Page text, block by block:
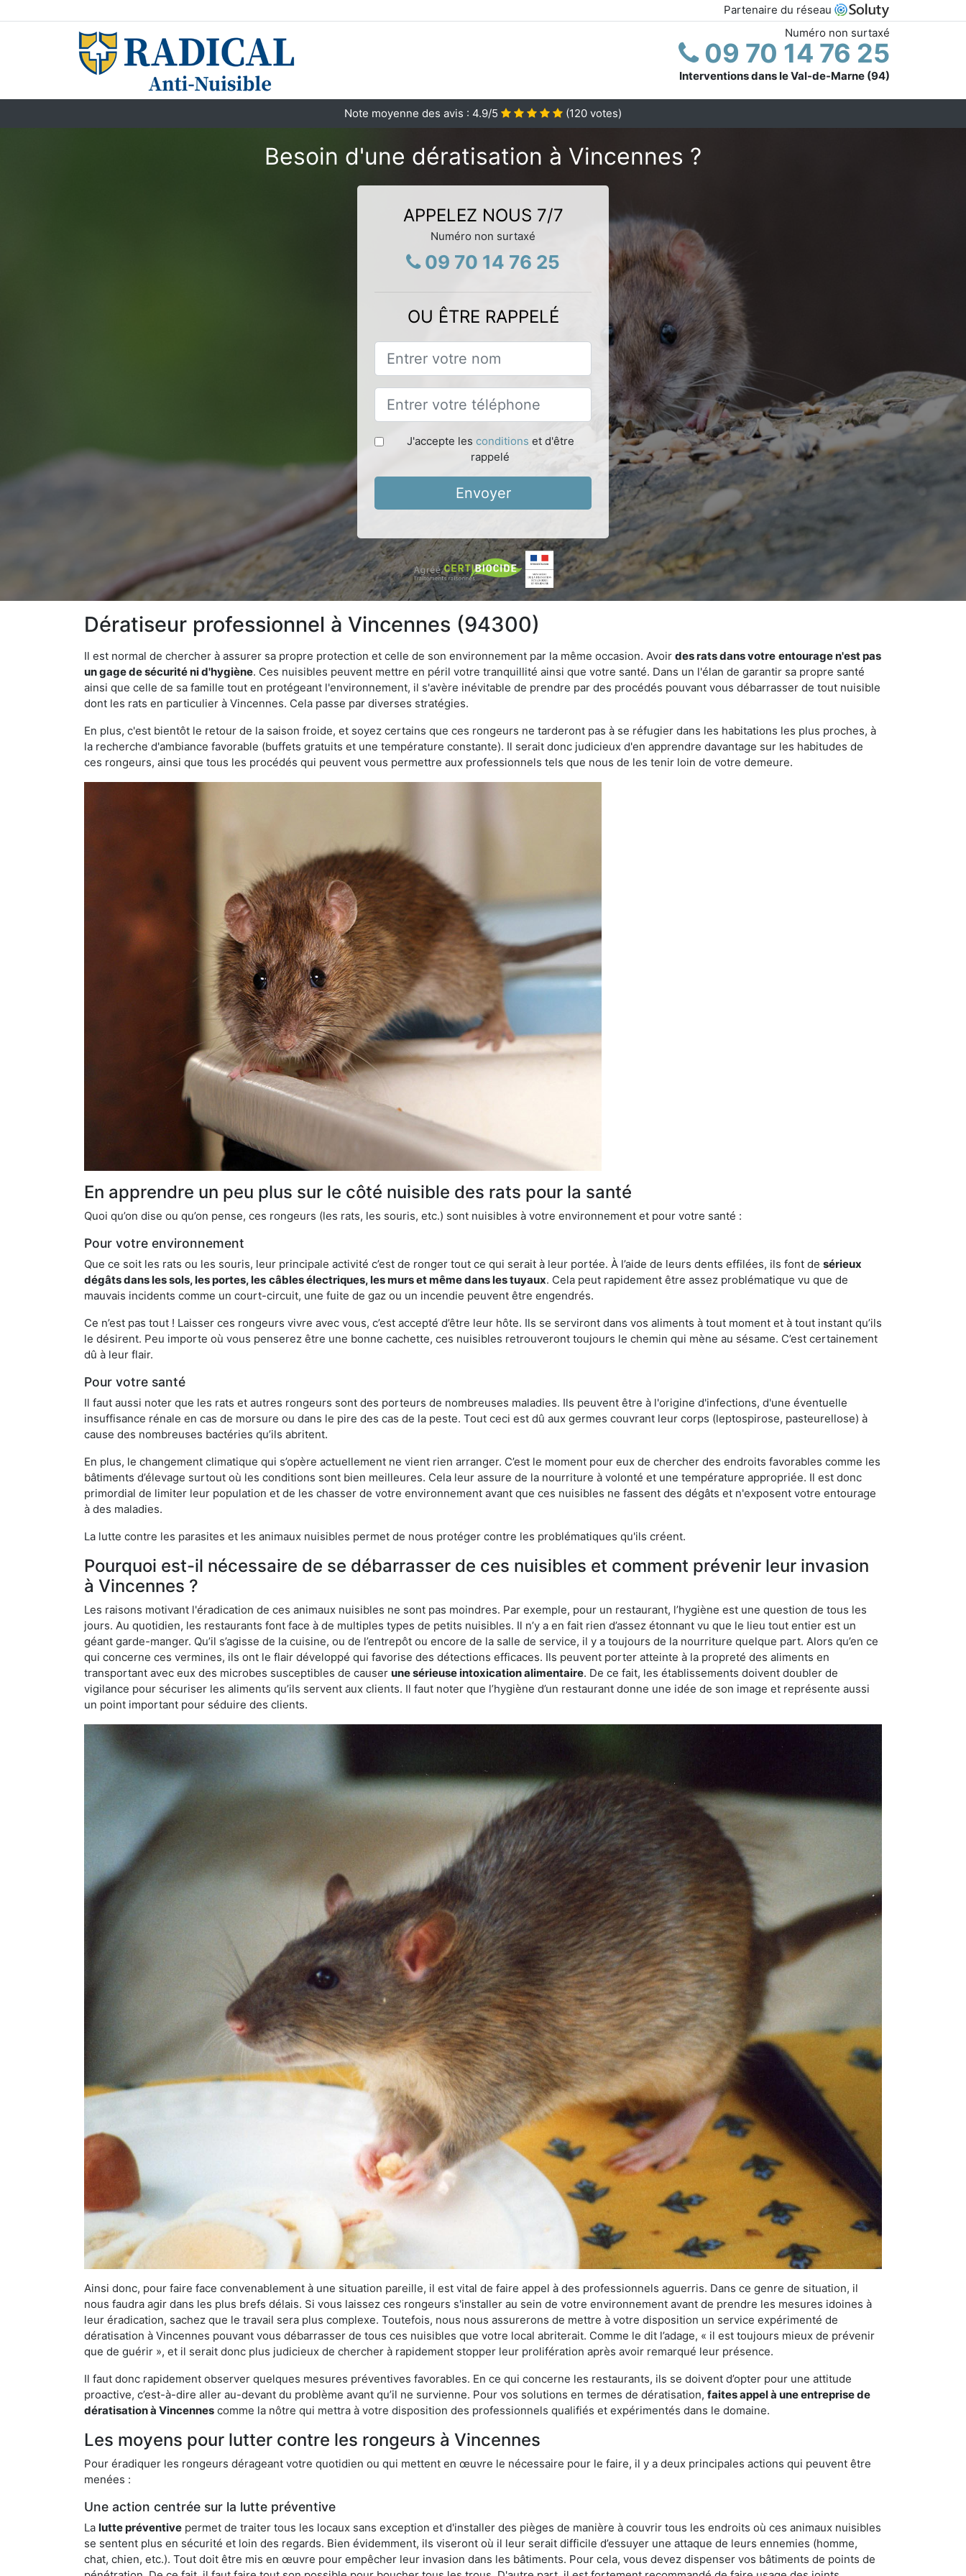
Partenaire du réseau
Numéro non surtaxé
09 70 14 76 25
Interventions dans le Val-de-Marne (94)
Note moyenne des avis : 4.9/5 (120 votes)
Besoin d'une dératisation à Vincennes ?
APPELEZ NOUS 7/7
Numéro non surtaxé
09 70 14 76 25
OU ÊTRE RAPPELÉ
J'accepte les conditions et d'être
rappelé
Envoyer
Dératiseur professionnel à Vincennes (94300)
Il est normal de chercher à assurer sa propre protection et celle de son environnement par la même occasion. Avoir des rats dans votre entourage n'est pas
un gage de sécurité ni d'hygiène. Ces nuisibles peuvent mettre en péril votre tranquillité ainsi que votre santé. Dans un l'élan de garantir sa propre santé
ainsi que celle de sa famille tout en protégeant l'environnement, il s'avère inévitable de prendre par des procédés pouvant vous débarrasser de tout nuisible
dont les rats en particulier à Vincennes. Cela passe par diverses stratégies.
En plus, c'est bientôt le retour de la saison froide, et soyez certains que ces rongeurs ne tarderont pas à se réfugier dans les habitations les plus proches, à
la recherche d'ambiance favorable (buffets gratuits et une température constante). Il serait donc judicieux d'en apprendre davantage sur les habitudes de
ces rongeurs, ainsi que tous les procédés qui peuvent vous permettre aux professionnels tels que nous de les tenir loin de votre demeure.
En apprendre un peu plus sur le côté nuisible des rats pour la santé
Quoi qu’on dise ou qu’on pense, ces rongeurs (les rats, les souris, etc.) sont nuisibles à votre environnement et pour votre santé :
Pour votre environnement
Que ce soit les rats ou les souris, leur principale activité c’est de ronger tout ce qui serait à leur portée. À l’aide de leurs dents effilées, ils font de sérieux
dégâts dans les sols, les portes, les câbles électriques, les murs et même dans les tuyaux. Cela peut rapidement être assez problématique vu que de
mauvais incidents comme un court-circuit, une fuite de gaz ou un incendie peuvent être engendrés.
Ce n’est pas tout ! Laisser ces rongeurs vivre avec vous, c’est accepté d’être leur hôte. Ils se serviront dans vos aliments à tout moment et à tout instant qu’ils
le désirent. Peu importe où vous penserez être une bonne cachette, ces nuisibles retrouveront toujours le chemin qui mène au sésame. C’est certainement
dû à leur flair.
Pour votre santé
Il faut aussi noter que les rats et autres rongeurs sont des porteurs de nombreuses maladies. Ils peuvent être à l'origine d'infections, d'une éventuelle
insuffisance rénale en cas de morsure ou dans le pire des cas de la peste. Tout ceci est dû aux germes couvrant leur corps (leptospirose, pasteurellose) à
cause des nombreuses bactéries qu’ils abritent.
En plus, le changement climatique qui s’opère actuellement ne vient rien arranger. C’est le moment pour eux de chercher des endroits favorables comme les
bâtiments d’élevage surtout où les conditions sont bien meilleures. Cela leur assure de la nourriture à volonté et une température appropriée. Il est donc
primordial de limiter leur population et de les chasser de votre environnement avant que ces nuisibles ne fassent des dégâts et n'exposent votre entourage
à des maladies.
La lutte contre les parasites et les animaux nuisibles permet de nous protéger contre les problématiques qu'ils créent.
Pourquoi est-il nécessaire de se débarrasser de ces nuisibles et comment prévenir leur invasion
à Vincennes ?
Les raisons motivant l'éradication de ces animaux nuisibles ne sont pas moindres. Par exemple, pour un restaurant, l’hygiène est une question de tous les
jours. Au quotidien, les restaurants font face à de multiples types de petits nuisibles. Il n’y a en fait rien d’assez étonnant vu que le lieu tout entier est un
géant garde-manger. Qu’il s’agisse de la cuisine, ou de l’entrepôt ou encore de la salle de service, il y a toujours de la nourriture quelque part. Alors qu’en ce
qui concerne ces vermines, ils ont le flair développé qui favorise des détections efficaces. Ils peuvent porter atteinte à la propreté des aliments en
transportant avec eux des microbes susceptibles de causer une sérieuse intoxication alimentaire. De ce fait, les établissements doivent doubler de
vigilance pour sécuriser les aliments qu’ils servent aux clients. Il faut noter que l’hygiène d’un restaurant donne une idée de son image et représente aussi
un point important pour séduire des clients.
Ainsi donc, pour faire face convenablement à une situation pareille, il est vital de faire appel à des professionnels aguerris. Dans ce genre de situation, il
nous faudra agir dans les plus brefs délais. Si vous laissez ces rongeurs s'installer au sein de votre environnement avant de prendre les mesures idoines à
leur éradication, sachez que le travail sera plus complexe. Toutefois, nous nous assurerons de mettre à votre disposition un service expérimenté de
dératisation à Vincennes pouvant vous débarrasser de tous ces nuisibles que votre local abriterait. Comme le dit l’adage, « il est toujours mieux de prévenir
que de guérir », et il serait donc plus judicieux de chercher à rapidement stopper leur prolifération après avoir remarqué leur présence.
Il faut donc rapidement observer quelques mesures préventives favorables. En ce qui concerne les restaurants, ils se doivent d’opter pour une attitude
proactive, c’est-à-dire aller au-devant du problème avant qu’il ne survienne. Pour vos solutions en termes de dératisation, faites appel à une entreprise de
dératisation à Vincennes comme la nôtre qui mettra à votre disposition des professionnels qualifiés et expérimentés dans le domaine.
Les moyens pour lutter contre les rongeurs à Vincennes
Pour éradiquer les rongeurs dérageant votre quotidien ou qui mettent en œuvre le nécessaire pour le faire, il y a deux principales actions qui peuvent être
menées :
Une action centrée sur la lutte préventive
La lutte préventive permet de traiter tous les locaux sans exception et d'installer des pièges de manière à couvrir tous les endroits où ces animaux nuisibles
se sentent plus en sécurité et loin des regards. Bien évidemment, ils viseront où il leur serait difficile d’essuyer une attaque de leurs ennemies (homme,
chat, chien, etc.). Tout doit être mis en œuvre pour empêcher leur invasion dans les bâtiments. Pour cela, vous devez dispenser vos bâtiments de points de